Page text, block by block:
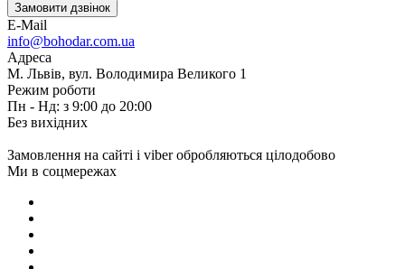
Замовити дзвінок
E-Mail
info@bohodar.com.ua
Адреса
М. Львів, вул. Володимира Великого 1
Режим роботи
Пн - Нд: з 9:00 до 20:00
Без вихідних
Замовлення на сайті і viber обробляються цілодобово
Ми в соцмережах